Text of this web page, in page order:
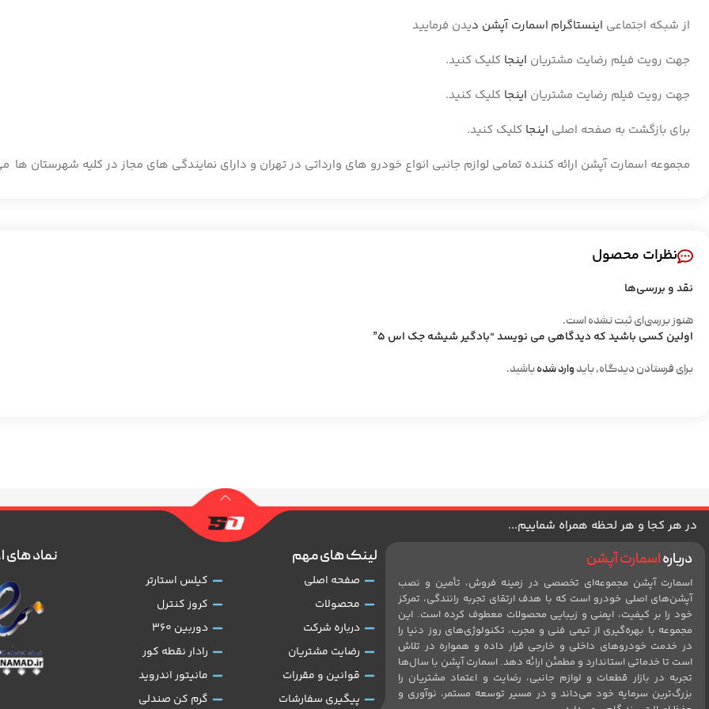
از شبکه اجتماعی اینستاگرام اسمارت آپشن دیدن فرمایید
جهت رویت فیلم رضایت مشتریان اینجا کلیک کنید.
جهت رویت فیلم رضایت مشتریان اینجا کلیک کنید.
برای بازگشت به صفحه اصلی اینجا کلیک کنید.
مجموعه اسمارت آپشن ارائه کننده تمامی لوازم جانبی انواع خودرو های وارداتی در تهران و دارای نمایندگی های مجاز در کلیه شهرستان ها
نظرات محصول
نقد و بررسی‌ها
هنوز بررسی‌ای ثبت نشده است.
اولین کسی باشید که دیدگاهی می نویسد “بادگیر شیشه جک اس 5”
برای فرستادن دیدگاه، باید وارد شدهباشید.
در هر کجا و هر لحظه همراه شماییم...
دربارهاسمارت آپشن
اسمارت آپشن مجموعه‌ای تخصصی در زمینه فروش، تأمین و نصب
آپشن‌های اصلی خودرو است که با هدف ارتقای تجربه رانندگی، تمرکز
خود را بر کیفیت، ایمنی و زیبایی محصولات معطوف کرده است. این
مجموعه با بهره‌گیری از تیمی فنی و مجرب، تکنولوژی‌های روز دنیا را
در خدمت خودروهای داخلی و خارجی قرار داده و همواره در تلاش
است تا خدماتی استاندارد و مطمئن ارائه دهد. اسمارت آپشن با سال‌ها
تجربه در بازار قطعات و لوازم جانبی، رضایت و اعتماد مشتریان را
بزرگ‌ترین سرمایه خود می‌داند و در مسیر توسعه مستمر، نوآوری و
لینک های مهم
صفحه اصلی
محصولات
درباره شرکت
رضایت مشتریان
قوانین و مقررات
پیگیری سفارشات
کیلس استارتر
کروز کنترل
دوربین 360
رادار نقطه کور
مانیتور اندروید
گرم کن صندلی
نماد های